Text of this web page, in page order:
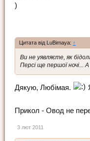
)
Цитата від LuBimaya: ↑
Ви не уявляєте, як
Персі ще першої ночі...
Дякую, Любімая.
Прикол - Овод не
3 лют 2011